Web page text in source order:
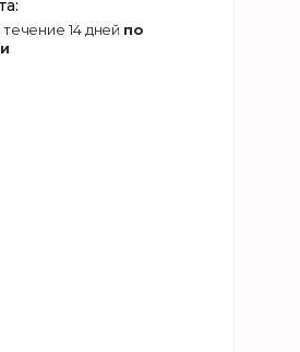
течение 14 дней по